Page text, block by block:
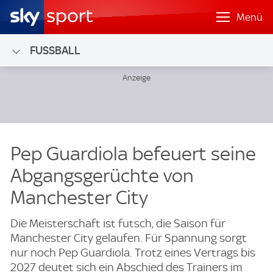
Menü
FUSSBALL
Pep Guardiola befeuert seine
Abgangsgerüchte von
Manchester City
Die Meisterschaft ist futsch, die Saison für
Manchester City gelaufen. Für Spannung sorgt
nur noch Pep Guardiola. Trotz eines Vertrags bis
2027 deutet sich ein Abschied des Trainers im